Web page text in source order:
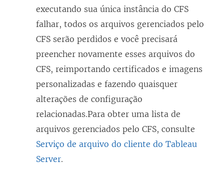
executando sua única instância do CFS
falhar, todos os arquivos gerenciados pelo
CFS serão perdidos e você precisará
preencher novamente esses arquivos do
CFS, reimportando certificados e imagens
personalizadas e fazendo quaisquer
alterações de configuração
relacionadas.Para obter uma lista de
arquivos gerenciados pelo CFS, consulte
Serviço de arquivo do cliente do Tableau
Server.